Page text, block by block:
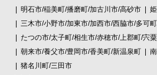
明石市/稲美町/播磨町/加古川市/高砂市
三木市/小野市/加東市/加西市/西脇市/多可
たつの市/太子町/相生市/赤穂市/上郡町/宍
朝来市/養父市/豊岡市/香美町/新温泉町
猪名川町/三田市